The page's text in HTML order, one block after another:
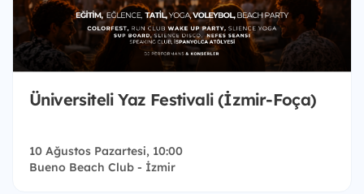
Üniversiteli Yaz Festivali (İzmir-Foça)
10 Ağustos Pazartesi, 10:00
Bueno Beach Club - İzmir